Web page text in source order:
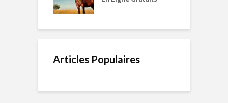
Articles Populaires